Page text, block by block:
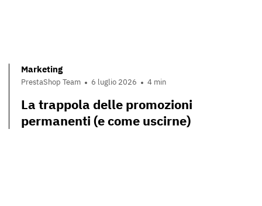
Marketing
PrestaShop Team 6 luglio 2026 4 min
La trappola delle promozioni
permanenti (e come uscirne)